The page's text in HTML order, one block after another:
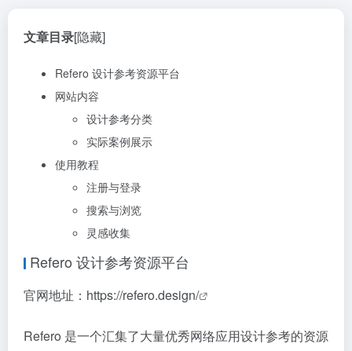
文章目录[隐藏]
Refero 设计参考资源平台
网站内容
设计参考分类
实际案例展示
使用教程
注册与登录
搜索与浏览
灵感收集
Refero 设计参考资源平台
官网地址： https://refero.design/
Refero 是一个汇集了大量优秀网络应用设计参考的资源